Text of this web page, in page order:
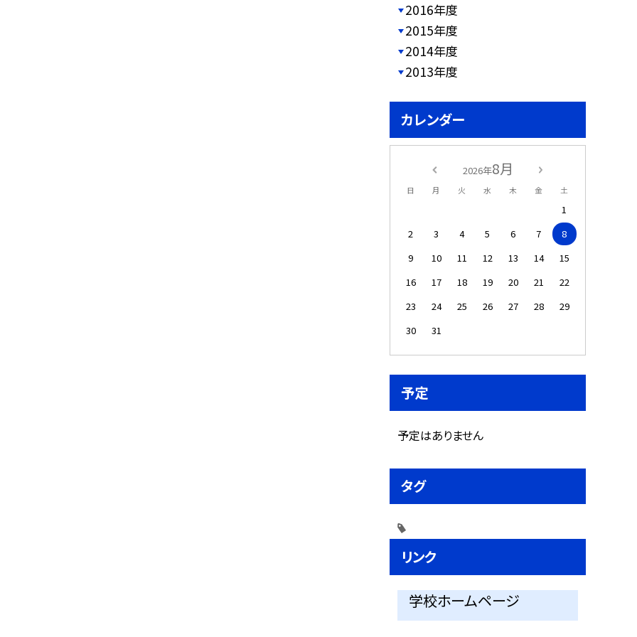
2016年度
2015年度
2014年度
2013年度
カレンダー
2026年8月
日 月 火 水 木 金 土
1
2
3 4 5 6 7
8
9
10 11 12 13 14
15
16
17 18 19 20 21
22
23
24 25 26 27 28
29
30
31
予定
予定はありません
タグ
リンク
学校ホームページ